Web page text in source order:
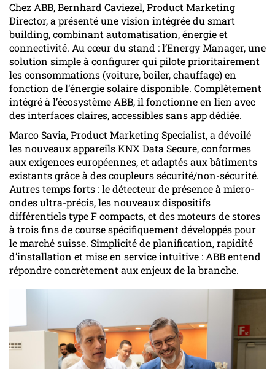
Chez ABB, Bernhard Caviezel, Product Marketing
Director, a présenté une vision intégrée du smart
building, combinant automatisation, énergie et
connectivité. Au cœur du stand : l’Energy Manager, une
solution simple à configurer qui pilote prioritairement
les consommations (voiture, boiler, chauffage) en
fonction de l’énergie solaire disponible. Complètement
intégré à l’écosystème ABB, il fonctionne en lien avec
des interfaces claires, accessibles sans app dédiée.
Marco Savia, Product Marketing Specialist, a dévoilé
les nouveaux appareils KNX Data Secure, conformes
aux exigences européennes, et adaptés aux bâtiments
existants grâce à des coupleurs sécurité/non-sécurité.
Autres temps forts : le détecteur de présence à micro-
ondes ultra-précis, les nouveaux dispositifs
différentiels type F compacts, et des moteurs de stores
à trois fins de course spécifiquement développés pour
le marché suisse. Simplicité de planification, rapidité
d’installation et mise en service intuitive : ABB entend
répondre concrètement aux enjeux de la branche.